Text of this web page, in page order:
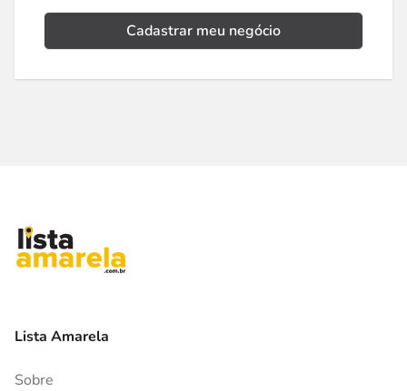
Cadastrar meu negócio
Lista Amarela
Sobre